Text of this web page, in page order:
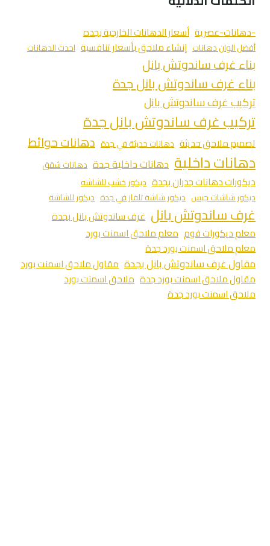
-دهانات-عصرية أسعار الدهانات الخارجية بجده
أفضل الوان دهانات إنشاء ملاحق بأسعار تنافسية احدث الدهانات
بناء غرف ساندوتش بانل
بناء غرف ساندوتش بانل جدة
تركيب غرف ساندوتش بانل
تركيب غرف ساندوتش بانل جدة
تصميم ملاحق حديثة دهانات حديثة في جدة دهانات حوائط
دهانات داخلية دهانات داخلية جدة دهانات شقق
ديكورات دهانات جدران بجدة ديكور خشب للشاشه
ديكور شاشات جبس ديكور شاشة تلفاز في جدة ديكور للشاشة
غرف ساندوتش بانل غرف ساندوتش بانل بجدة
معلم ديكورات فوم معلم ملاحق اسمنت بورد
معلم ملاحق اسمنت بورد جدة
مقاول غرف ساندوتش بانل بجدة مقاول ملاحق اسمنت بورد
مقاول ملاحق اسمنت بورد جدة ملاحق اسمنت بورد
ملاحق اسمنت بورد جدة